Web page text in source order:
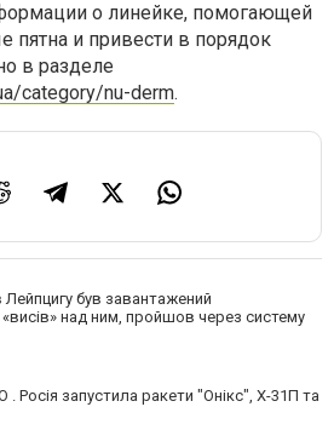
о линейке, помогающей
пятна и привести в порядок
в разделе
category/nu-derm.
Лейпцигу був завантажений
над ним, пройшов через систему
Росія запустила ракети "Онікс", Х-31П та